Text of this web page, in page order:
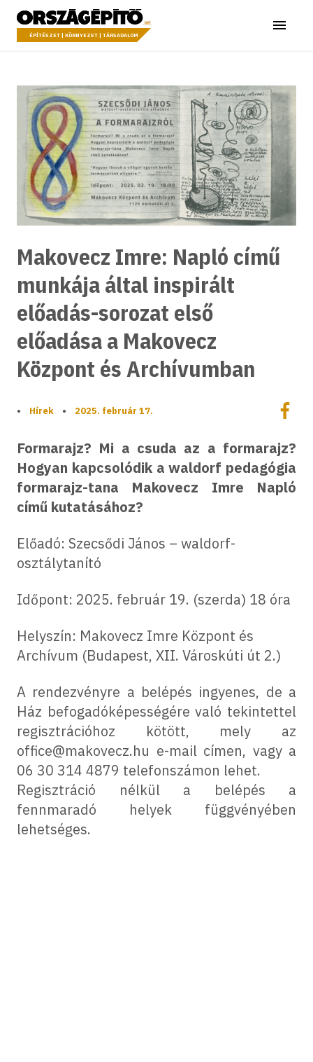
a tartalomhoz
Országépítő
ÉPÍTÉSZET | KÖRNYEZET | TÁRSADALOM Menü
Makovecz Imre: Napló című
munkája által inspirált
előadás-sorozat első
előadása a Makovecz
Központ és Archívumban
• Hírek • 2025. február 17.
Formarajz? Mi a csuda az a formarajz?
Hogyan kapcsolódik a waldorf pedagógia
formarajz-tana Makovecz Imre Napló
című kutatásához?
Előadó: Szecsődi János – waldorf-
osztálytanító
Időpont: 2025. február 19. (szerda) 18 óra
Helyszín: Makovecz Imre Központ és
Archívum (Budapest, XII. Városkúti út 2.)
A rendezvényre a belépés ingyenes, de a
Ház befogadóképességére való tekintettel
regisztrációhoz kötött, mely az
office@makovecz.hu e-mail címen, vagy a
06 30 314 4879 telefonszámon lehet.
Regisztráció nélkül a belépés a
fennmaradó helyek függvényében
lehetséges.